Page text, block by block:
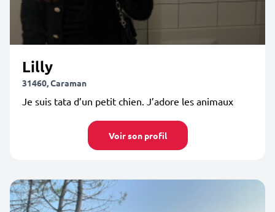
Lilly
31460, Caraman
Je suis tata d’un petit chien. J’adore les animaux
Voir son profil